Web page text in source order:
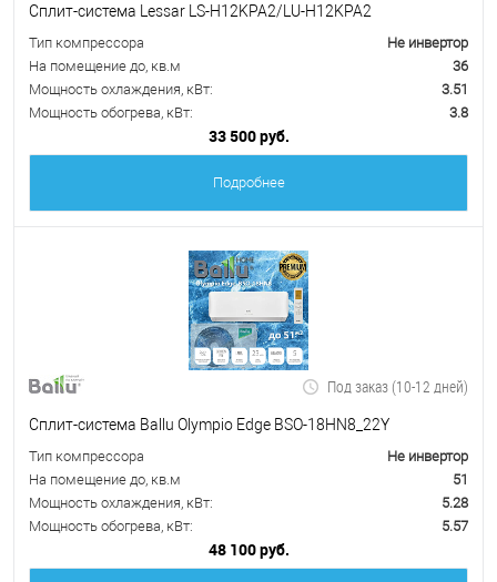
Сплит-система Lessar LS-H12KPA2/LU-H12KPA2
Тип компрессора
Не инвертор
На помещение до, кв.м
36
Мощность охлаждения, кВт:
3.51
Мощность обогрева, кВт:
3.8
33 500 руб.
Подробнее
Под заказ (10-12 дней)
Сплит-система Ballu Olympio Edge BSO-18HN8_22Y
Тип компрессора
Не инвертор
На помещение до, кв.м
51
Мощность охлаждения, кВт:
5.28
Мощность обогрева, кВт:
5.57
48 100 руб.